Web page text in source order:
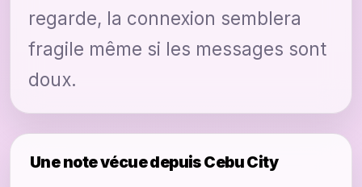
regarde, la connexion semblera
fragile même si les messages sont
doux.
Une note vécue depuis Cebu City